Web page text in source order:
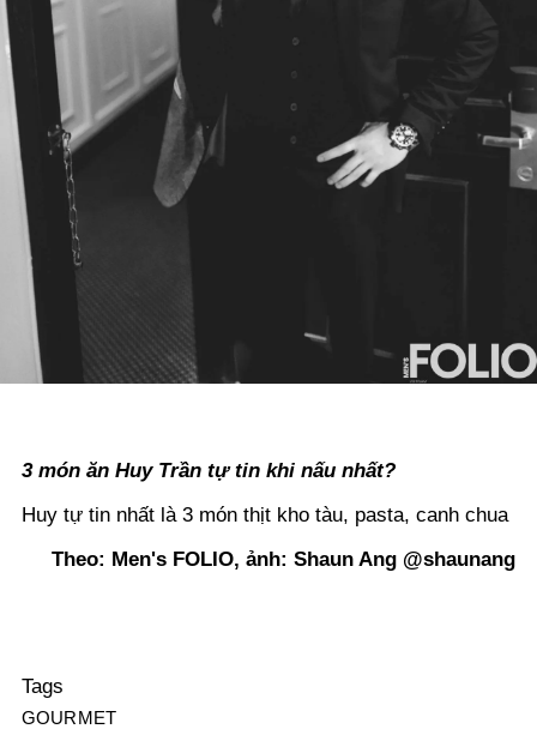
3 món ăn Huy Trần tự tin khi nấu nhất?
Huy tự tin nhất là 3 món thịt kho tàu, pasta, canh chua
Theo: Men's FOLIO, ảnh: Shaun Ang @shaunang
Tags
GOURMET